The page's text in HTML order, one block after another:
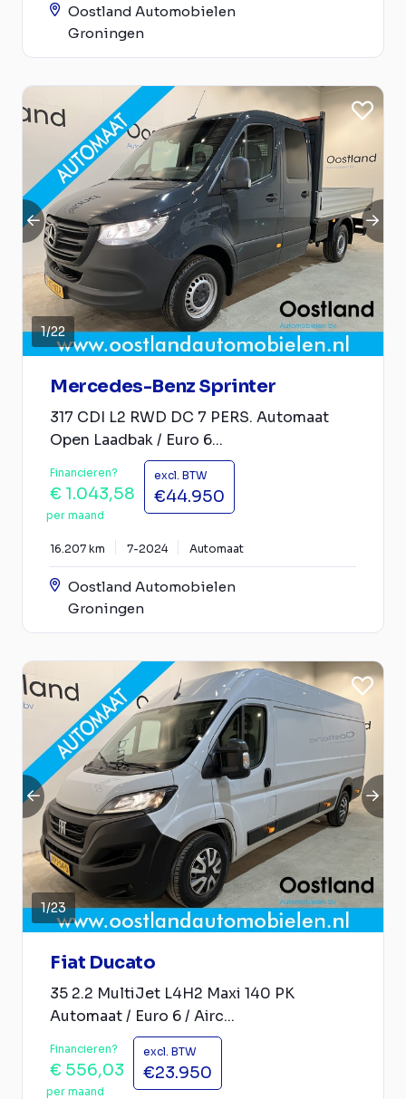
Oostland Automobielen
Groningen
1/22
Mercedes-Benz Sprinter
317 CDI L2 RWD DC 7 PERS. Automaat
Open Laadbak / Euro 6...
Financieren?
€ 1.043,58
per maand
excl. BTW
€44.950
16.207 km 7-2024 Automaat
Oostland Automobielen
Groningen
1/23
Fiat Ducato
35 2.2 MultiJet L4H2 Maxi 140 PK
Automaat / Euro 6 / Airc...
Financieren?
€ 556,03
per maand
excl. BTW
€23.950